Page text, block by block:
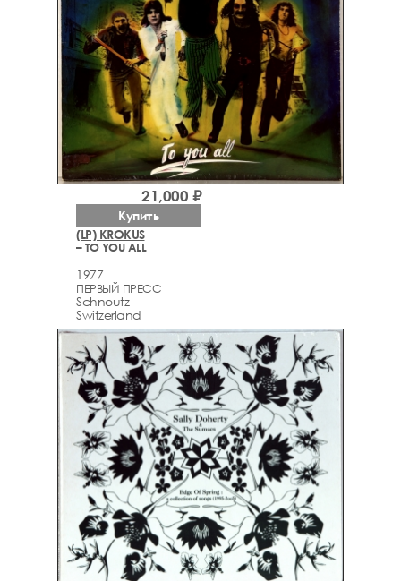
(LP) KROKUS
– TO YOU ALL
1977
ПЕРВЫЙ ПРЕСС
Schnoutz
Switzerland
21,000 ₽
Купить